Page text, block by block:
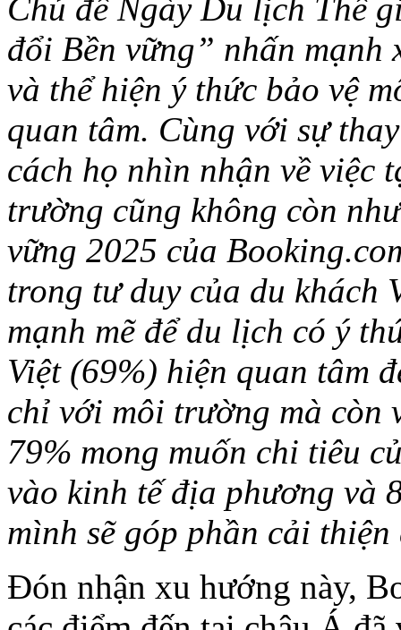
Chủ đề Ngày Du lịch Thế
đổi Bền vững” nhấn
và thể hiện ý thức bảo vệ
quan tâm. Cùng với sự
cách họ nhìn nhận về việc
trường cũng không còn
vững 2025 của
trong tư duy của du khách
mạnh mẽ để du lịch có ý
Việt (69%) hiện quan tâm
chỉ với môi trường mà còn
79% mong muốn chi tiêu
vào kinh tế địa phương và
mình sẽ góp phần cải
Đón nhận xu hướng này,